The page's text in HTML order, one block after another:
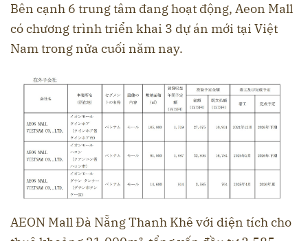
Bên cạnh 6 trung tâm đang hoạt động, Aeon Mall
có chương trình triển khai 3 dự án mới tại Việt
Nam trong nửa cuối năm nay.
AEON Mall Đà Nẵng Thanh Khê với diện tích cho